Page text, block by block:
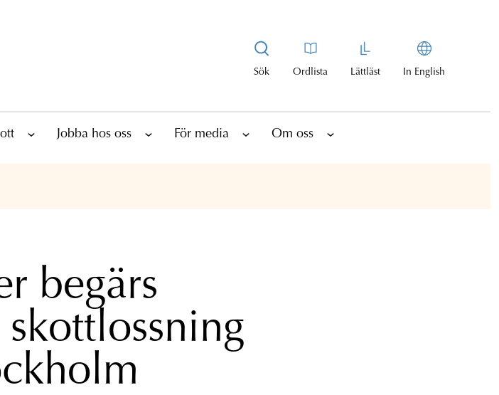
Sök Ordlista Lättläst In English
Jobba hos oss För media Om oss
begärs